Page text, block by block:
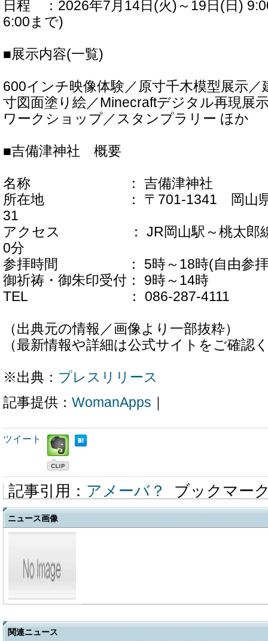
日程 ：2026年7月14日(火)～19日(日)
6:00まで)
■展示内容(一覧)
600インチ映像体験／原寸千木模型展示／
寸図面塗り絵／Minecraftデジタル再現展
ワークショップ／スタンプラリー ほか
■吉備津神社 概要
名称 ： 吉備津神社
所在地 ： 〒701-1341 岡山県岡
31
アクセス ： JR岡山駅～桃太郎線
0分
参拝時間 ： 5時～18時(自由参
御祈祷・御朱印受付： 9時～14時
TEL ： 086-287-4111
（出典元の情報／画像より一部抜粋）
（最新情報や詳細は公式サイトをご確認
※出典： プレスリリース
記事提供： WomanApps
ツイート
記事引用： アメーバ？ ブックマー
ニュース画像
関連ニュース